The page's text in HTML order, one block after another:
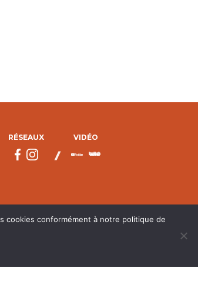
RÉSEAUX VIDÉO
cookies conformément à notre politique de